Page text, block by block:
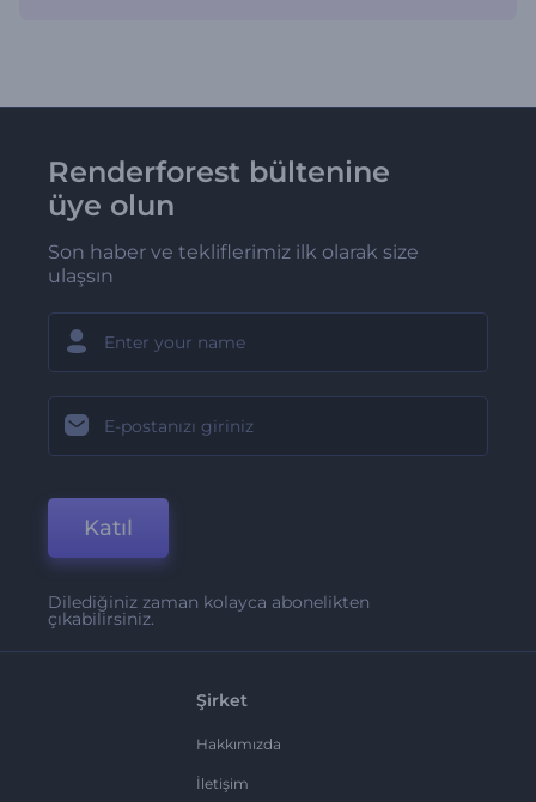
Renderforest bültenine
üye olun
Son haber ve tekliflerimiz ilk olarak size
ulaşsın
Katıl
Dilediğiniz zaman kolayca abonelikten
çıkabilirsiniz.
Şirket
Hakkımızda
İletişim